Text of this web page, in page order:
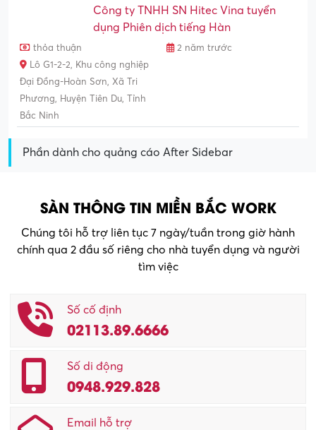
Công ty TNHH SN Hitec Vina tuyển
dụng Phiên dịch tiếng Hàn
thỏa thuận
2 năm trước
Lô G1-2-2, Khu công nghiệp
Đại Đồng-Hoàn Sơn, Xã Tri
Phương, Huyện Tiên Du, Tỉnh
Bắc Ninh
Phần dành cho quảng cáo After Sidebar
SÀN THÔNG TIN MIỀN BẮC WORK
Chúng tôi hỗ trợ liên tục 7 ngày/tuần trong giờ hành
chính qua 2 đầu số riêng cho nhà tuyển dụng và người
tìm việc
Số cố định
02113.89.6666
Số di động
0948.929.828
Email hỗ trợ